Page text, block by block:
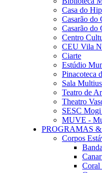
Casa do
Casarão do
Casarão do
Centro
CEU Vila
Ciarte
Estúdio
Pinacoteca
Sala
Teatro de
Theatro
SESC Mogi
MUVE -
PROGRAMAS &
Corpos
Coral